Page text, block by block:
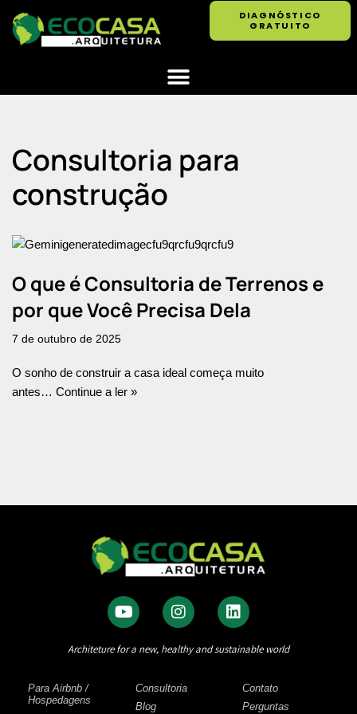
Pular
DIAGNÓSTICO
GRATUITO
Consultoria para
construção
O que é Consultoria de Terrenos e
por que Você Precisa Dela
7 de outubro de 2025
O sonho de construir a casa ideal começa muito
antes… Continue a ler »
Architeture for a new, healthy and sustainable world
Para Airbnb /
Hospedagens
Consultoria
Blog
Contato
Perguntas